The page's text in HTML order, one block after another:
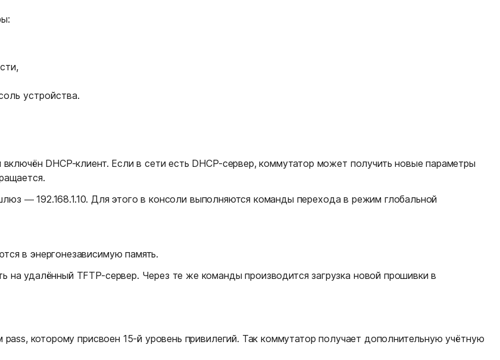
устройства.
DHCP-клиент. Если в сети есть DHCP-сервер, коммутатор может получить новые параметры
— 192.168.1.10. Для этого в консоли выполняются команды перехода в режим глобальной
в энергонезависимую память.
на удалённый TFTP-сервер. Через те же команды производится загрузка новой прошивки в
которому присвоен 15-й уровень привилегий. Так коммутатор получает дополнительную учётную